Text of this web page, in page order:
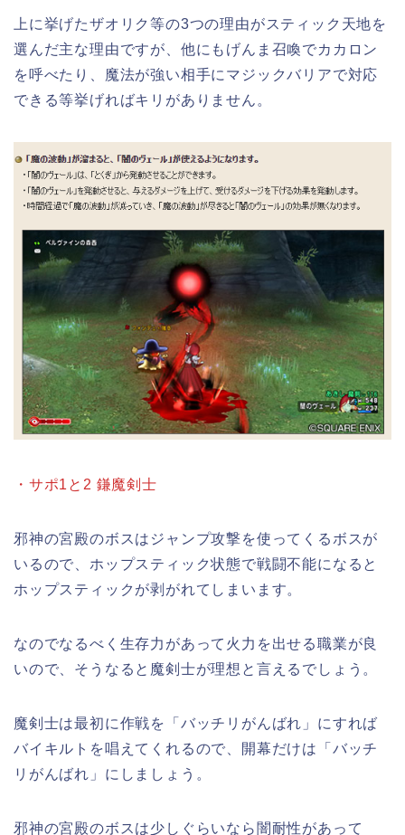
上に挙げたザオリク等の3つの理由がスティック天地を
選んだ主な理由ですが、他にもげんま召喚でカカロン
を呼べたり、魔法が強い相手にマジックバリアで対応
できる等挙げればキリがありません。
・サポ1と2 鎌魔剣士
邪神の宮殿のボスはジャンプ攻撃を使ってくるボスが
いるので、ホップスティック状態で戦闘不能になると
ホップスティックが剥がれてしまいます。
なのでなるべく生存力があって火力を出せる職業が良
いので、そうなると魔剣士が理想と言えるでしょう。
魔剣士は最初に作戦を「バッチリがんばれ」にすれば
バイキルトを唱えてくれるので、開幕だけは「バッチ
リがんばれ」にしましょう。
邪神の宮殿のボスは少しぐらいなら闇耐性があって